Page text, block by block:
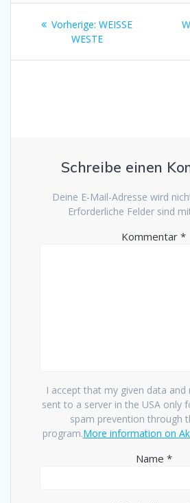
Vorherige: Vorheriger
Beitrag:
WEISSE
WESTE
Schreibe einen
Deine E-Mail-Adresse wird
Erforderliche Felder sind
Kommentar *
I accept that my given data and
sent to a server in the USA only
spam prevention through
program.More information on
Name *